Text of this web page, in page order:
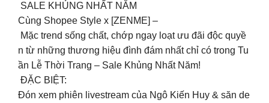
SALE KHỦNG NHẤT NĂM
Cùng Shopee Style x [ZENME] –
Mặc trend sống chất, chớp ngay loạt ưu đãi độc quyề
n từ những thương hiệu đình đám nhất chỉ có trong Tu
ần Lễ Thời Trang – Sale Khủng Nhất Năm!
ĐẶC BIỆT:
Đón xem phiên livestream của Ngô Kiến Huy & săn de